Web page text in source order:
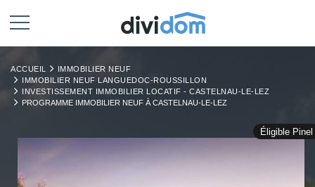
ACCUEIL
IMMOBILIER NEUF
IMMOBILIER NEUF LANGUEDOC-ROUSSILLON
INVESTISSEMENT IMMOBILIER LOCATIF - CASTELNAU-LE-LEZ
PROGRAMME IMMOBILIER NEUF À CASTELNAU-LE-LEZ
Éligible Pinel